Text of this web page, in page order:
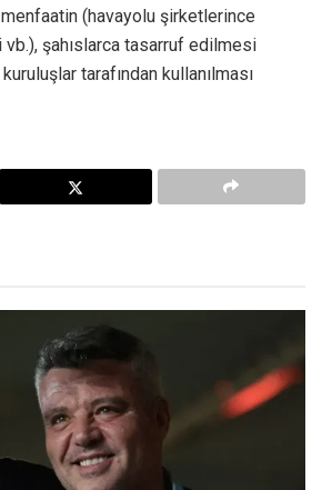
(havayolu şirketlerince
şahıslarca tasarruf edilmesi
tarafından kullanılması